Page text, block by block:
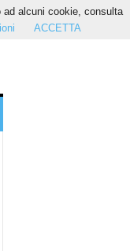
alcuni cookie, consulta
ACCETTA